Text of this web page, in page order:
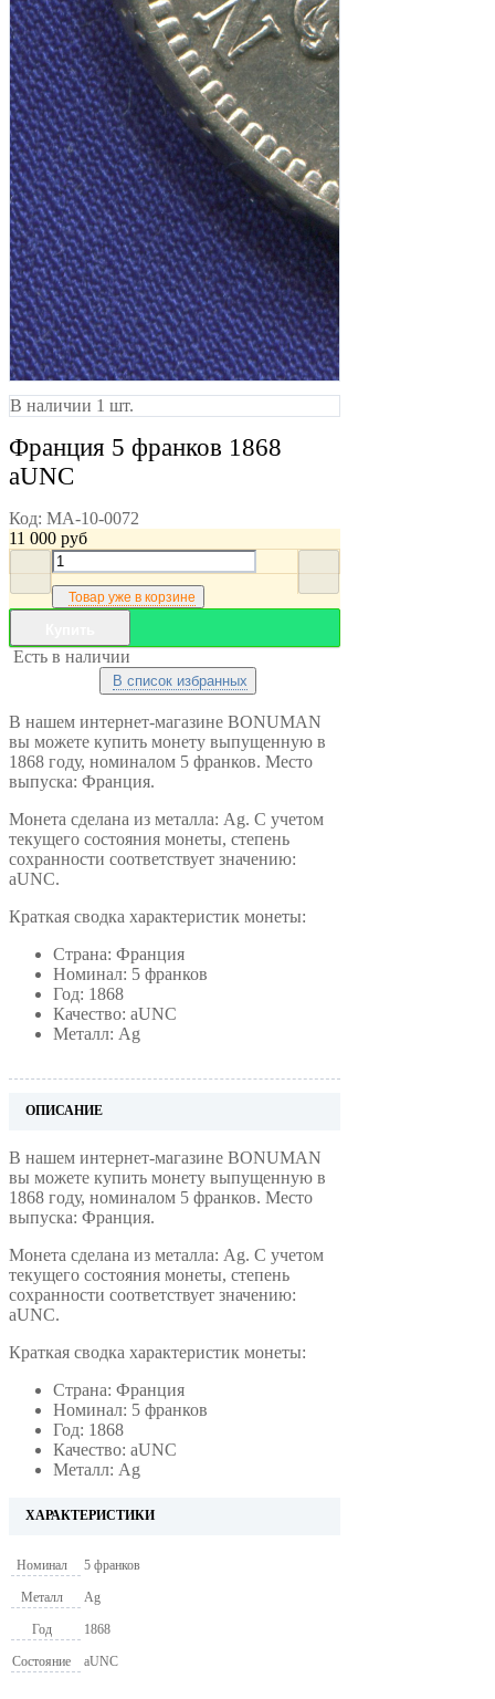
В наличии 1 шт.
Франция 5 франков 1868
aUNC
Код: MA-10-0072
11 000 руб
Товар уже в корзине
Есть в наличии
В список избранных
В нашем интернет-магазине BONUMAN
вы можете купить монету выпущенную в
1868 году, номиналом 5 франков. Место
выпуска: Франция.
Монета сделана из металла: Ag. С учетом
текущего состояния монеты, степень
сохранности соответствует значению:
aUNC.
Краткая сводка характеристик монеты:
Страна: Франция
Номинал: 5 франков
Год: 1868
Качество: aUNC
Металл: Ag
ОПИСАНИЕ
В нашем интернет-магазине BONUMAN
вы можете купить монету выпущенную в
1868 году, номиналом 5 франков. Место
выпуска: Франция.
Монета сделана из металла: Ag. С учетом
текущего состояния монеты, степень
сохранности соответствует значению:
aUNC.
Краткая сводка характеристик монеты:
Страна: Франция
Номинал: 5 франков
Год: 1868
Качество: aUNC
Металл: Ag
ХАРАКТЕРИСТИКИ
Номинал 5 франков
Металл Ag
Год 1868
Состояние aUNC